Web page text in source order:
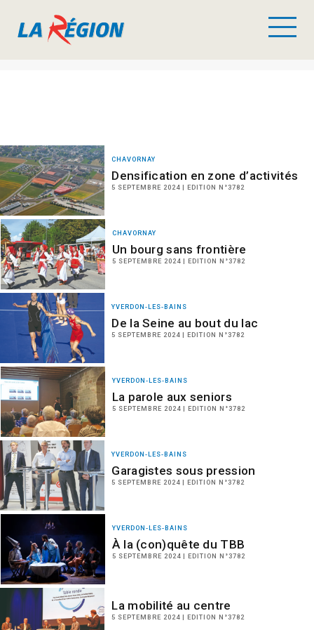
CHAVORNAY
Densification en zone d’activités
5 SEPTEMBRE 2024 | EDITION N°3782
CHAVORNAY
Un bourg sans frontière
5 SEPTEMBRE 2024 | EDITION N°3782
YVERDON-LES-BAINS
De la Seine au bout du lac
5 SEPTEMBRE 2024 | EDITION N°3782
YVERDON-LES-BAINS
La parole aux seniors
5 SEPTEMBRE 2024 | EDITION N°3782
YVERDON-LES-BAINS
Garagistes sous pression
5 SEPTEMBRE 2024 | EDITION N°3782
YVERDON-LES-BAINS
À la (con)quête du TBB
5 SEPTEMBRE 2024 | EDITION N°3782
La mobilité au centre
5 SEPTEMBRE 2024 | EDITION N°3782